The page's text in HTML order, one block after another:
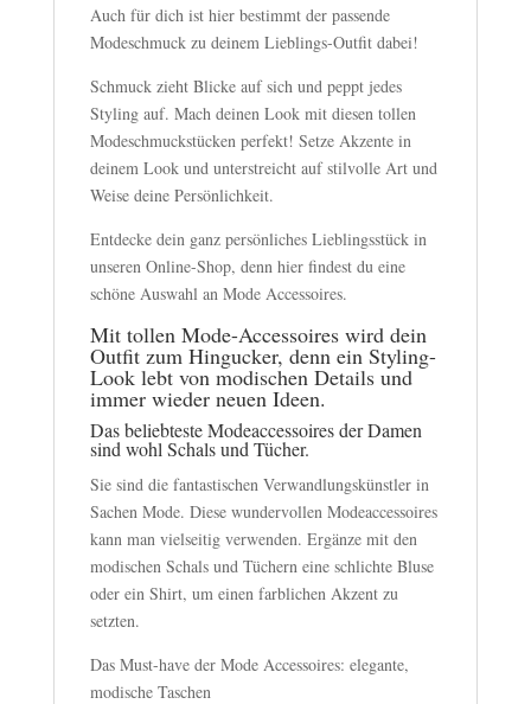
Auch für dich ist hier bestimmt der passende
Modeschmuck zu deinem Lieblings-Outfit dabei!
Schmuck zieht Blicke auf sich und peppt jedes
Styling auf. Mach deinen Look mit diesen tollen
Modeschmuckstücken perfekt! Setze Akzente in
deinem Look und unterstreicht auf stilvolle Art und
Weise deine Persönlichkeit.
Entdecke dein ganz persönliches Lieblingsstück in
unseren Online-Shop, denn hier findest du eine
schöne Auswahl an Mode Accessoires.
Mit tollen Mode-Accessoires wird dein
Outfit zum Hingucker, denn ein Styling-
Look lebt von modischen Details und
immer wieder neuen Ideen.
Das beliebteste Modeaccessoires der Damen
sind wohl Schals und Tücher.
Sie sind die fantastischen Verwandlungskünstler in
Sachen Mode. Diese wundervollen Modeaccessoires
kann man vielseitig verwenden. Ergänze mit den
modischen Schals und Tüchern eine schlichte Bluse
oder ein Shirt, um einen farblichen Akzent zu
setzten.
Das Must-have der Mode Accessoires: elegante,
modische Taschen